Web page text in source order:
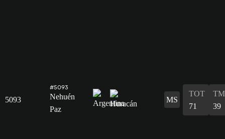
5093
#5093
Nehuén
Paz
MS
TOT
71
39